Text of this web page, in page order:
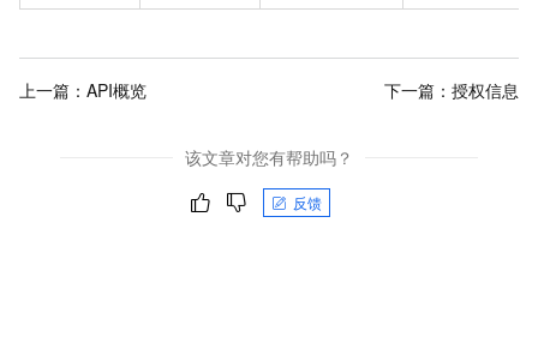
上一篇： API概览 下一篇： 授权信息
该文章对您有帮助吗？
反馈